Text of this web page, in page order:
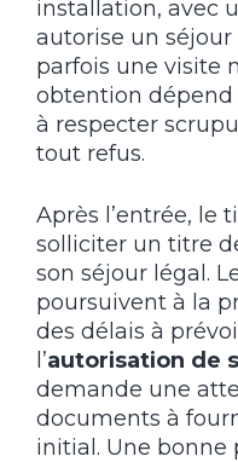
installation, avec
autorise un
parfois une visite
obtention dépend
à respecter
tout refus.
Après l’entrée, le
solliciter un titre
son séjour légal.
poursuivent à la
des délais à
l’autorisation de
demande une
documents à
initial. Une bonne